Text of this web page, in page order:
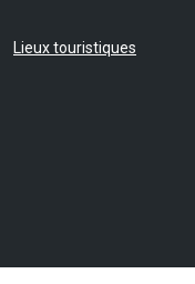
Lieux touristiques